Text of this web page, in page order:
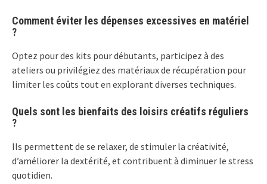
Comment éviter les dépenses excessives en matériel
?
Optez pour des kits pour débutants, participez à des
ateliers ou privilégiez des matériaux de récupération pour
limiter les coûts tout en explorant diverses techniques.
Quels sont les bienfaits des loisirs créatifs réguliers
?
Ils permettent de se relaxer, de stimuler la créativité,
d’améliorer la dextérité, et contribuent à diminuer le stress
quotidien.